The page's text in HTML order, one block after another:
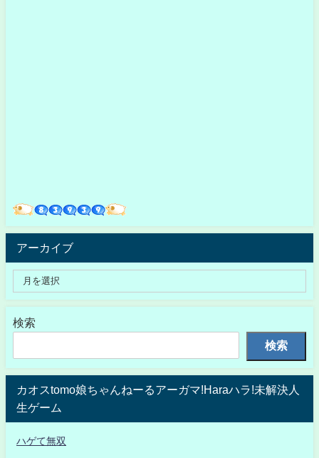
アーカイブ
検索
検索
カオスtomo娘ちゃんねーるアーガマ!Haraハラ!未解決人
生ゲーム
ハゲて無双